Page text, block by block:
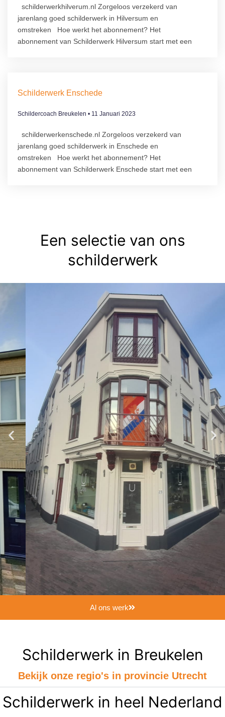
schilderwerkhilverum.nl Zorgeloos verzekerd van
jarenlang goed schilderwerk in Hilversum en
omstreken Hoe werkt het abonnement?​ Het
abonnement van Schilderwerk Hilversum start met een
Schilderwerk Enschede
Schildercoach Breukelen 11 Januari 2023
schilderwerkenschede.nl Zorgeloos verzekerd van
jarenlang goed schilderwerk in Enschede en
omstreken Hoe werkt het abonnement?​ Het
abonnement van Schilderwerk Enschede start met een
Een selectie van ons
schilderwerk
Al ons werk
Schilderwerk in Breukelen
Bekijk onze regio's in provincie Utrecht
Schilderwerk in heel Nederland